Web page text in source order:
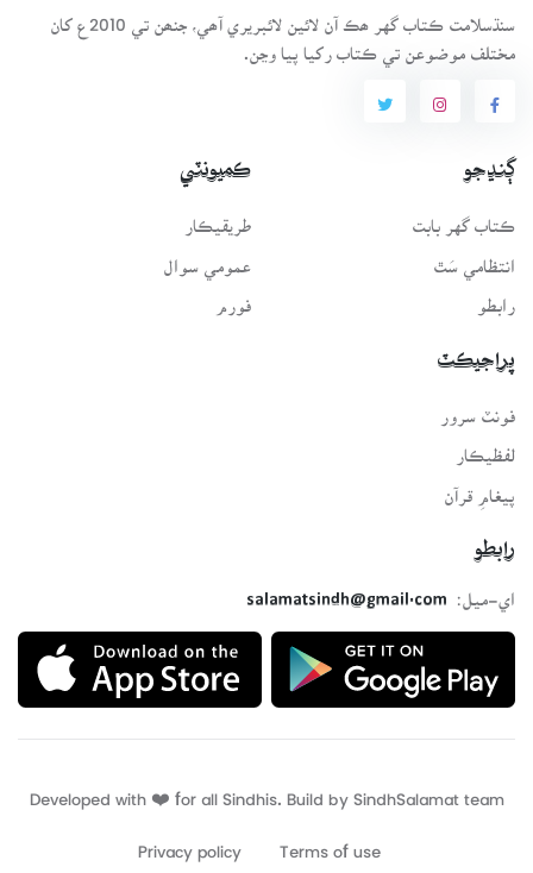
سنڌسلامت ڪتاب گهر ھڪ آن لائين لائبريري آھي، جنھن تي 2010ع کان
مختلف موضوعن تي ڪتاب رکيا پيا وڃن.
ڳنڍجو
ڪتاب گهر بابت
انتظامي سَٿ
رابطو
ڪميونٽي
طريقيڪار
عمومي سوال
فورم
پراجيڪٽ
لفظيڪار
پيغامِ قرآن
رابطو
اي-ميل:
salamatsindh@gmail.com
Developed with ❤️ for all Sindhis. Build by
Terms of use